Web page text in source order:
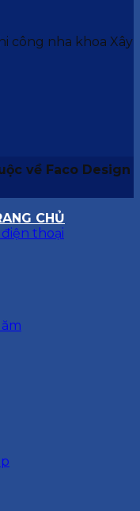
về Faco Design
CHỦ